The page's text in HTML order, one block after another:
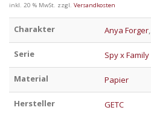
inkl. 20 % MwSt. zzgl. Versandkosten
Charakter Anya Forger,
Serie Spy x Family
Material Papier
Hersteller GETC